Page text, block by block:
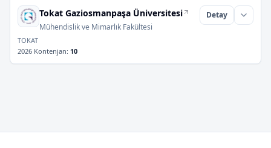
Tokat Gaziosmanpaşa Üniversitesi
Mühendislik ve Mimarlık Fakültesi
Detay
TOKAT
2026 Kontenjan: 10